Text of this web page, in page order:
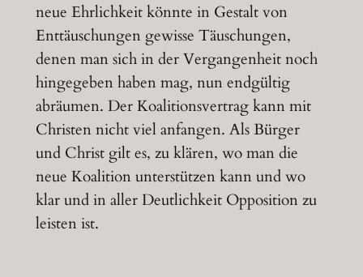
neue Ehrlichkeit könnte in Gestalt von
Enttäuschungen gewisse Täuschungen,
denen man sich in der Vergangenheit noch
hingegeben haben mag, nun endgültig
abräumen. Der Koalitionsvertrag kann mit
Christen nicht viel anfangen. Als Bürger
und Christ gilt es, zu klären, wo man die
neue Koalition unterstützen kann und wo
klar und in aller Deutlichkeit Opposition zu
leisten ist.